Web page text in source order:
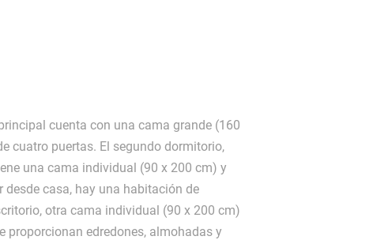
cuenta con una cama grande (160
cuatro puertas. El segundo dormitorio,
una cama individual (90 x 200 cm) y
desde casa, hay una habitación de
otra cama individual (90 x 200 cm)
proporcionan edredones, almohadas y